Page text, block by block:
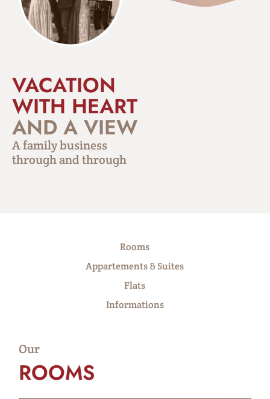
VACATION
WITH HEART
AND A VIEW
A family business
through and through
Rooms
Appartements & Suites
Flats
Informations
Our
ROOMS